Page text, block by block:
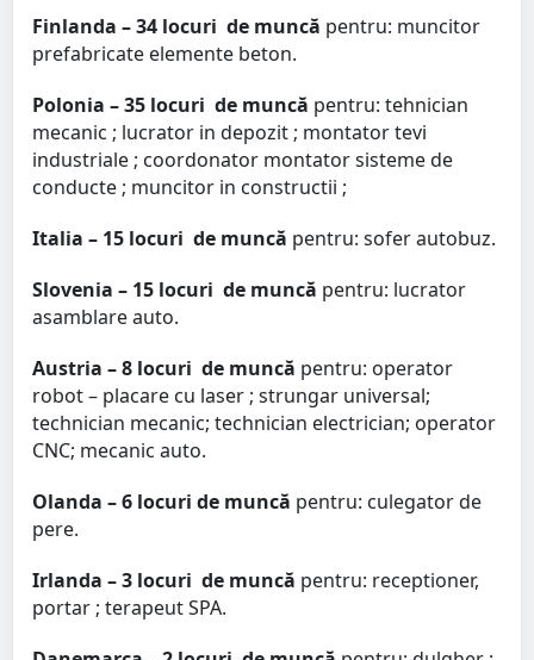
Finlanda – 34 locuri de muncă pentru: muncitor
prefabricate elemente beton.
Polonia – 35 locuri de muncă pentru: tehnician
mecanic ; lucrator in depozit ; montator tevi
industriale ; coordonator montator sisteme de
conducte ; muncitor in constructii ;
Italia – 15 locuri de muncă pentru: sofer autobuz.
Slovenia – 15 locuri de muncă pentru: lucrator
asamblare auto.
Austria – 8 locuri de muncă pentru: operator
robot – placare cu laser ; strungar universal;
technician mecanic; technician electrician; operator
CNC; mecanic auto.
Olanda – 6 locuri de muncă pentru: culegator de
pere.
Irlanda – 3 locuri de muncă pentru: receptioner,
portar ; terapeut SPA.